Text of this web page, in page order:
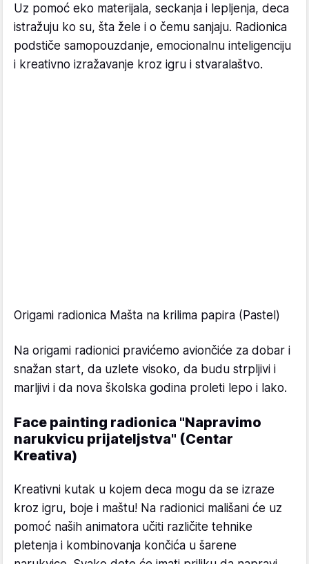
Uz pomoć eko materijala, seckanja i lepljenja, deca
istražuju ko su, šta žele i o čemu sanjaju. Radionica
podstiče samopouzdanje, emocionalnu inteligenciju
i kreativno izražavanje kroz igru i stvaralaštvo.
Origami radionica Mašta na krilima papira (Pastel)
Na origami radionici pravićemo aviončiće za dobar i
snažan start, da uzlete visoko, da budu strpljivi i
marljivi i da nova školska godina proleti lepo i lako.
Face painting radionica "Napravimo
narukvicu prijateljstva" (Centar
Kreativa)
Kreativni kutak u kojem deca mogu da se izraze
kroz igru, boje i maštu! Na radionici mališani će uz
pomoć naših animatora učiti različite tehnike
pletenja i kombinovanja končića u šarene